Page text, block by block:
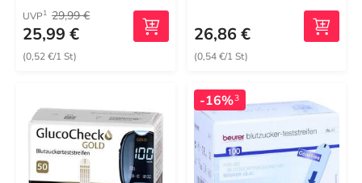
UVP1 29,99 €
25,99 €
(0,52 €/1 St)
26,86 €
(0,54 €/1 St)
-16%3